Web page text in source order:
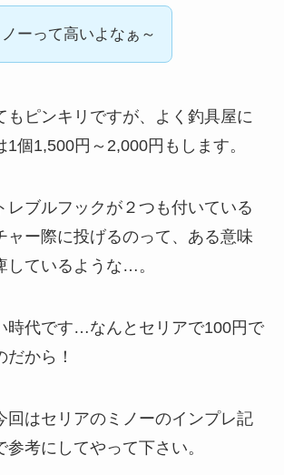
ノーって高いよなぁ～
もピンキリですが、よく釣具屋に
個1,500円～2,000円もします。
レブルフックが２つも付いている
ャー際に投げるのって、ある意味
しているような…。
時代です…なんとセリアで100円で
から！
回はセリアのミノーのインプレ記
考にしてやって下さい。